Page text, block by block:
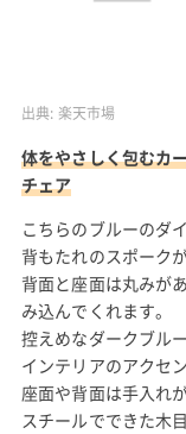
出典: 楽天市場
体をやさしく包むカ
チェア
こちらのブルーのダ
背もたれのスポーク
背面と座面は丸みが
み込んでくれます。
控えめなダークブル
インテリアのアクセ
座面や背面は手入れ
スチールでできた木